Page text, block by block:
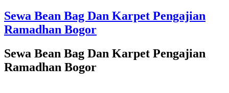
Sewa Bean Bag Dan Karpet Pengajian
Ramadhan Bogor
Sewa Bean Bag Dan Karpet Pengajian
Ramadhan Bogor